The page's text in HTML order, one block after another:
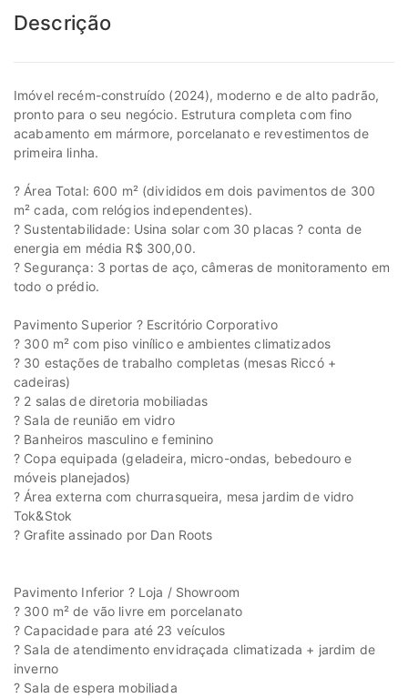
Descrição
Imóvel recém-construído (2024), moderno e de alto padrão,
pronto para o seu negócio. Estrutura completa com fino
acabamento em mármore, porcelanato e revestimentos de
primeira linha.
? Área Total: 600 m² (divididos em dois pavimentos de 300
m² cada, com relógios independentes).
? Sustentabilidade: Usina solar com 30 placas ? conta de
energia em média R$ 300,00.
? Segurança: 3 portas de aço, câmeras de monitoramento em
todo o prédio.
Pavimento Superior ? Escritório Corporativo
? 300 m² com piso vinílico e ambientes climatizados
? 30 estações de trabalho completas (mesas Riccó +
cadeiras)
? 2 salas de diretoria mobiliadas
? Sala de reunião em vidro
? Banheiros masculino e feminino
? Copa equipada (geladeira, micro-ondas, bebedouro e
móveis planejados)
? Área externa com churrasqueira, mesa jardim de vidro
Tok&Stok
? Grafite assinado por Dan Roots
Pavimento Inferior ? Loja / Showroom
? 300 m² de vão livre em porcelanato
? Capacidade para até 23 veículos
? Sala de atendimento envidraçada climatizada + jardim de
inverno
? Sala de espera mobiliada